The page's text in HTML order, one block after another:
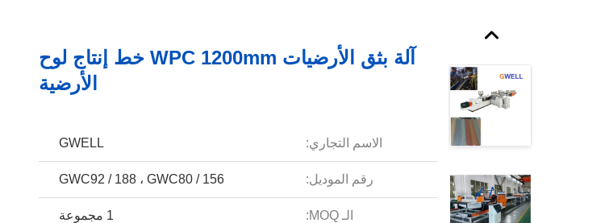
آلة بثق الأرضيات WPC 1200mm خط إنتاج لوح
الأرضية
الاسم التجاري: GWELL
رقم الموديل: GWC92 / 188 ، GWC80 / 156
الـ MOQ: 1 مجموعة